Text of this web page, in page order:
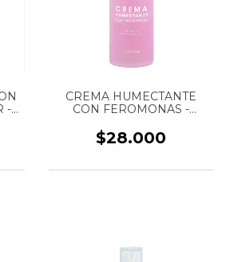
-
CREMA HUMECTANTE
CON FEROMONAS -
ROJOS - MARCA SEN
INTIMO - 125 ML
$28.000